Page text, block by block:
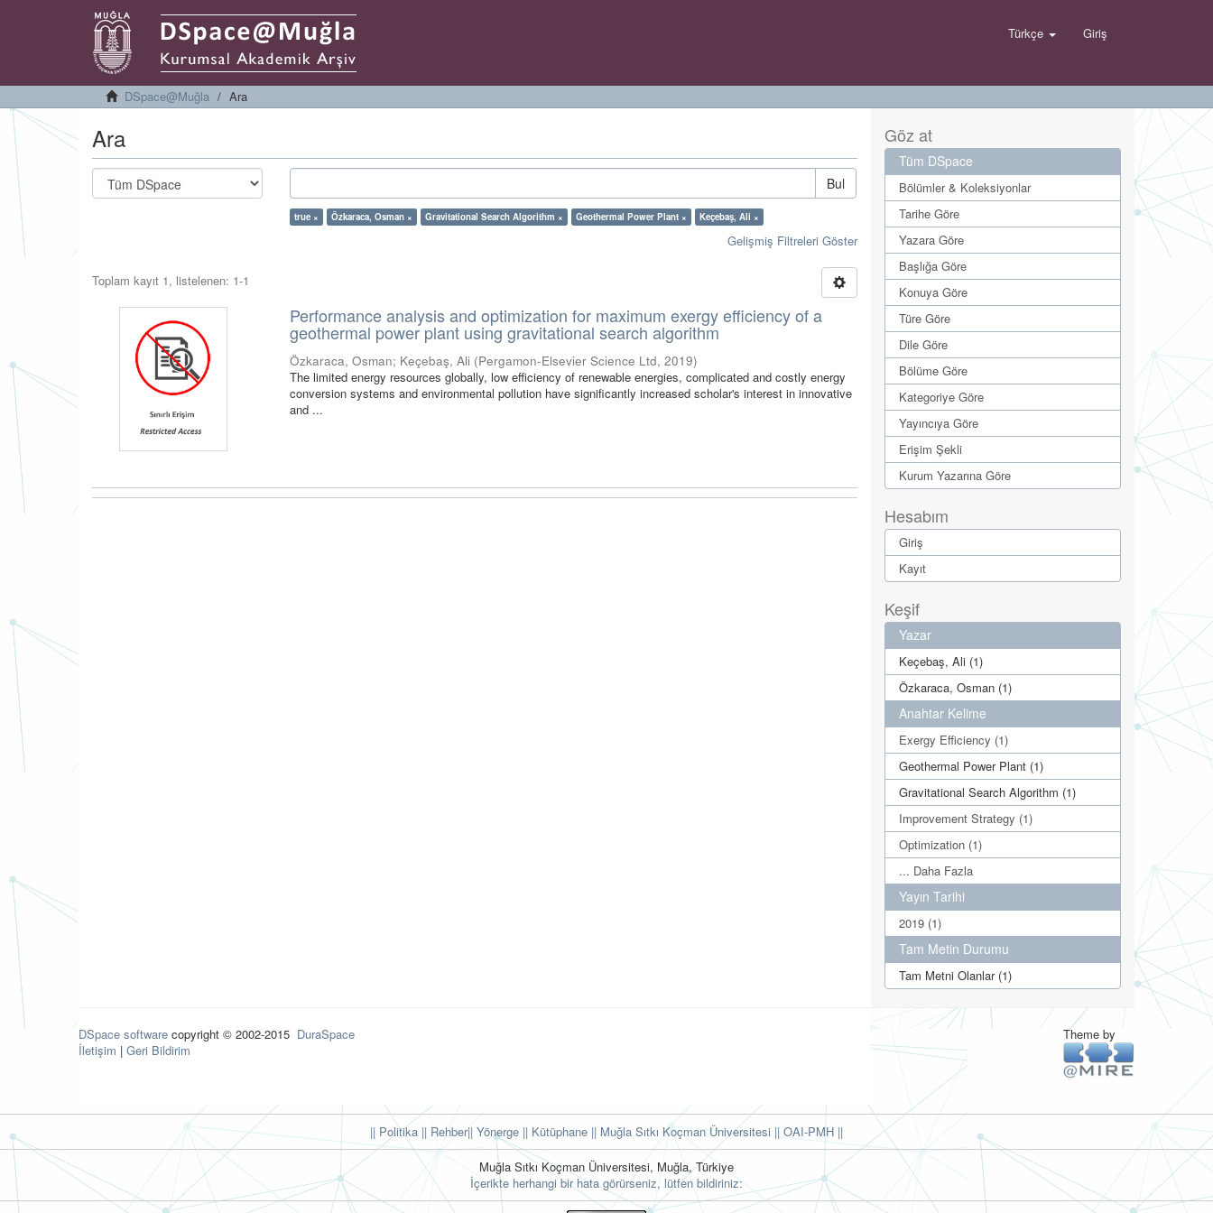
Türkçe Giriş
DSpace@Muğla Ara
Ara
Bul
true × Özkaraca, Osman × Gravitational Search Algorithm × Geothermal Power Plant × Keçebaş, Ali ×
Gelişmiş Filtreleri Göster
Toplam kayıt 1, listelenen: 1-1
Performance analysis and optimization for maximum exergy efficiency of a
geothermal power plant using gravitational search algorithm
Özkaraca, Osman; Keçebaş, Ali (Pergamon-Elsevier Science Ltd,2019)
The limited energy resources globally, low efficiency of renewable energies, complicated and costly energy
conversion systems and environmental pollution have significantly increased scholar's interest in innovative
and ...
Göz at
Tüm DSpace
Bölümler & Koleksiyonlar
Tarihe Göre
Yazara Göre
Başlığa Göre
Konuya Göre
Türe Göre
Dile Göre
Bölüme Göre
Kategoriye Göre
Yayıncıya Göre
Erişim Şekli
Kurum Yazarına Göre
Hesabım
Giriş
Kayıt
Keşif
Yazar
Keçebaş, Ali (1)
Özkaraca, Osman (1)
Anahtar Kelime
Exergy Efficiency (1)
Geothermal Power Plant (1)
Gravitational Search Algorithm (1)
Improvement Strategy (1)
Optimization (1)
... Daha Fazla
Yayın Tarihi
2019 (1)
Tam Metin Durumu
Tam Metni Olanlar (1)
DSpace software copyright © 2002-2015 DuraSpace
İletişim | Geri Bildirim
Theme by
|| Politika || Rehber|| Yönerge || Kütüphane || Muğla Sıtkı Koçman Üniversitesi || OAI-PMH ||
Muğla Sıtkı Koçman Üniversitesi, Muğla, Türkiye
İçerikte herhangi bir hata görürseniz, lütfen bildiriniz: